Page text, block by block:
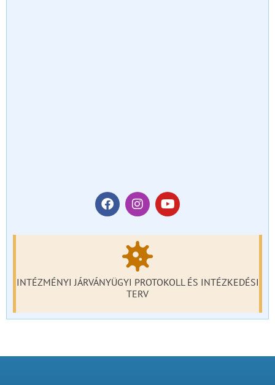
INTÉZMÉNYI JÁRVÁNYÜGYI PROTOKOLL ÉS INTÉZKEDÉSI
TERV